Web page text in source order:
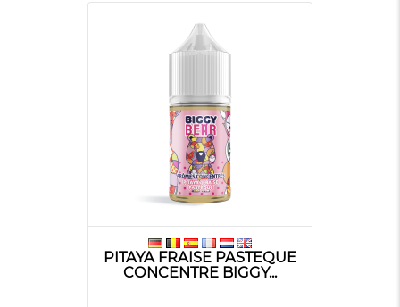
PITAYA FRAISE PASTEQUE
CONCENTRE BIGGY...